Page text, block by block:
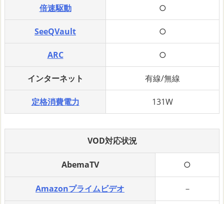
倍速駆動 ○
SeeQVault ○
ARC ○
インターネット 有線/無線
定格消費電力 131W
VOD対応状況
AbemaTV ○
Amazonプライムビデオ －